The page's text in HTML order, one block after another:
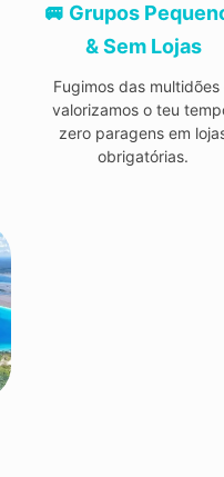
🚐 Grupos
& Sem Lojas
Fugimos das multidões
valorizamos o teu
zero paragens em
obrigatórias.